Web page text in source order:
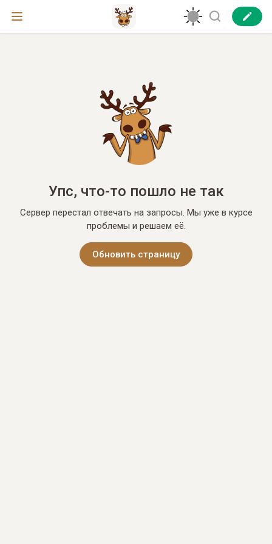
Упс, что-то пошло не так
Сервер перестал отвечать на запросы. Мы уже в курсе
проблемы и решаем её.
Обновить страницу